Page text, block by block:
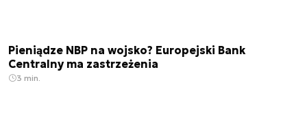
Pieniądze NBP na wojsko? Europejski Bank
Centralny ma zastrzeżenia
3 min.